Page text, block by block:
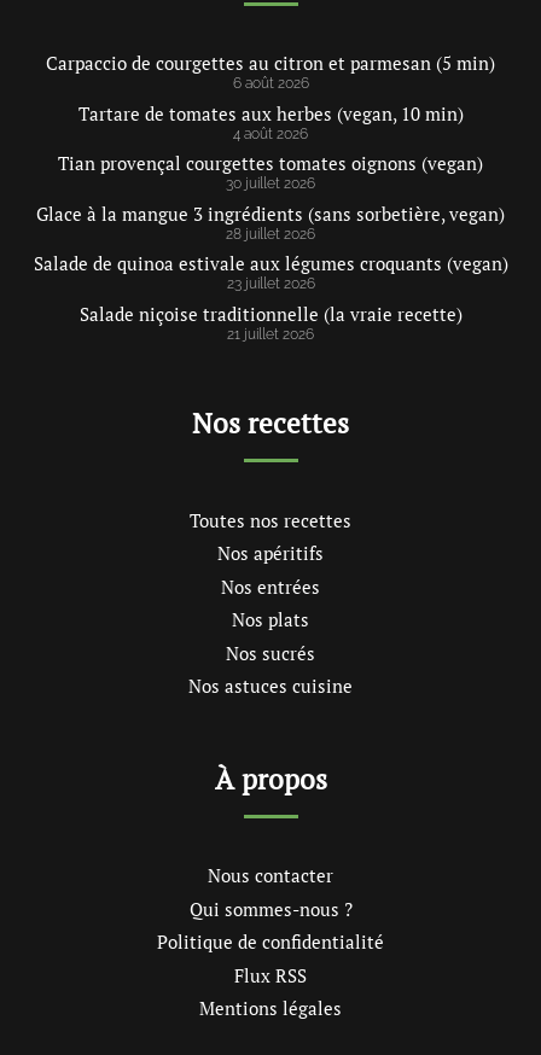
Carpaccio de courgettes au citron et parmesan (5 min)
6 août 2026
Tartare de tomates aux herbes (vegan, 10 min)
4 août 2026
Tian provençal courgettes tomates oignons (vegan)
30 juillet 2026
Glace à la mangue 3 ingrédients (sans sorbetière, vegan)
28 juillet 2026
Salade de quinoa estivale aux légumes croquants (vegan)
23 juillet 2026
Salade niçoise traditionnelle (la vraie recette)
21 juillet 2026
Nos recettes
Toutes nos recettes
Nos apéritifs
Nos entrées
Nos plats
Nos sucrés
Nos astuces cuisine
À propos
Nous contacter
Qui sommes-nous ?
Politique de confidentialité
Flux RSS
Mentions légales